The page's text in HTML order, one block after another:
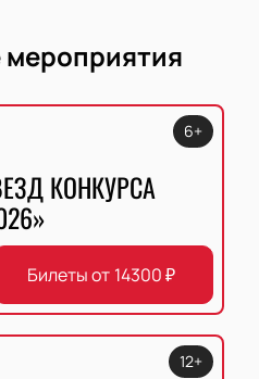
КОНКУРСА
6+
Билеты от 14300₽
12+